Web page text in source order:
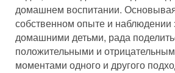
домашнем воспитании.
собственном опыте и наблюдении
домашними детьми, рада
положительными и
моментами одного и другого